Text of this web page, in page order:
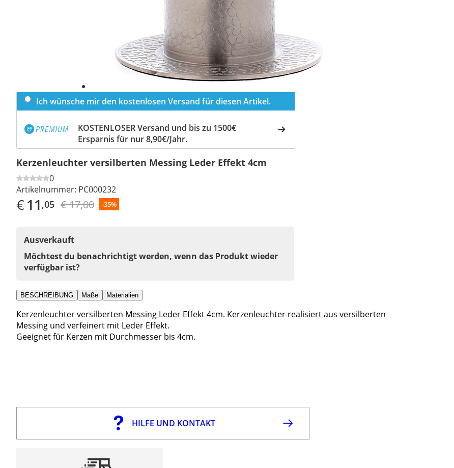
Ich wünsche mir den kostenlosen Versand für diesen Artikel.
KOSTENLOSER Versand und bis zu 1500€
Ersparnis für nur 8,90€/Jahr.
Kerzenleuchter versilberten Messing Leder Effekt 4cm
0
Artikelnummer: PC000232
€11 ,05 € 17,00 -35%
Ausverkauft
Möchtest du benachrichtigt werden, wenn das Produkt wieder
verfügbar ist?
BESCHREIBUNG Maße Materialien
Kerzenleuchter versilberten Messing Leder Effekt 4cm. Kerzenleuchter realisiert aus versilberten
Messing und verfeinert mit Leder Effekt.
Geeignet für Kerzen mit Durchmesser bis 4cm.
HILFE UND KONTAKT